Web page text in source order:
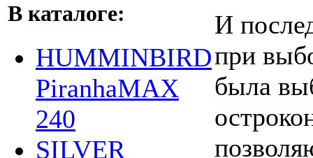
В каталоге:
HUMMINBIRD
PiranhaMAX
240
SILVER
И
при
была